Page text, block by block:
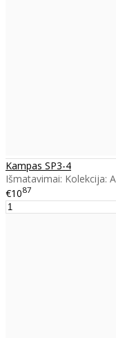
Kampas SP3-4
Išmatavimai: Kolekcija:
€1087